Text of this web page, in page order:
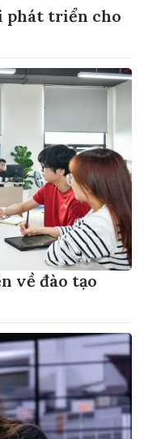
phát triển cho
về đào tạo